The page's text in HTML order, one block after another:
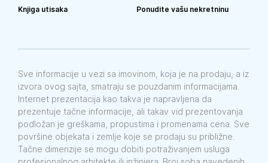
Knjiga utisaka
Ponudite vašu nekretninu
Sve informacije u vezi sa imovinom, koja je na prodaju, a iz
izvora ovog sajta, smatraju se pouzdanim informacijama.
Internet prezentacija kao takva je napravljena da
prezentuje tačne informacije, ali takav vid prezentovanja
podložan je greškama, propustima i promenama cena. Sve
površine objekata i zemlje koje se prodaju su približne.
Tačne dimenzije se mogu dobiti potraživanjem usluga